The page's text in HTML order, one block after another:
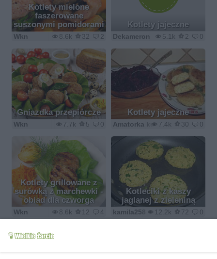
Kotlety mielone
faszerowane
suszonymi pomidorami
8.6k 32 2
Wkn
Kotlety jajeczne
5.1k 2 0
Dekameron
Gniazdka przepiórcze
7.7k 5 0
Wkn
Kotlety jajeczne
7.4k 30 0
Amatorka kulinarna
Kotlety grillowane z
surówką z marchewki -
obiad dla czworga
8.6k 12 4
Wkn
Kotleciki z kaszy
jaglanej z zieleniną
12.2k 72 0
kamila258